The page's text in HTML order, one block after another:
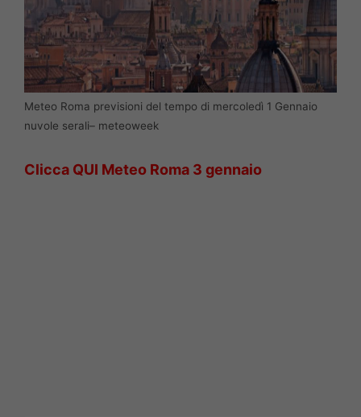
Meteo Roma previsioni del tempo di mercoledì 1 Gennaio
nuvole serali– meteoweek
Clicca QUI Meteo Roma 3 gennaio